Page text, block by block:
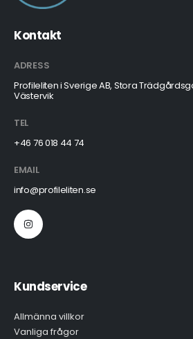
Kontakt
ADRESS
Profileliten i Sverige AB, Stora
Västervik
TEL
+46 76 018 44 74
EMAIL
info@profileliten.se
Kundservice
Allmänna villkor
Vanliga frågor